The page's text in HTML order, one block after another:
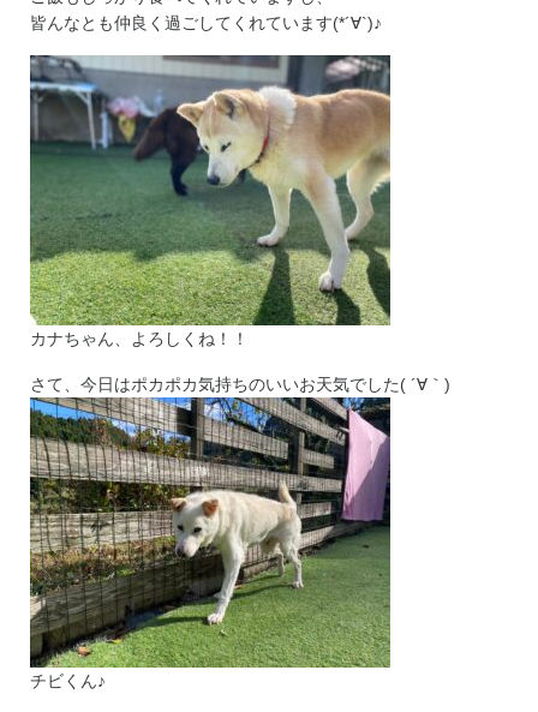
皆んなとも仲良く過ごしてくれています(*´∀`)♪
カナちゃん、よろしくね！！
さて、今日はポカポカ気持ちのいいお天気でした( ´∀｀)
チビくん♪